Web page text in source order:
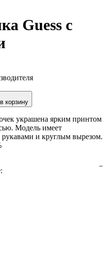
Guess с
корзину
украшена ярким принтом
Модель имеет
и круглым вырезом.